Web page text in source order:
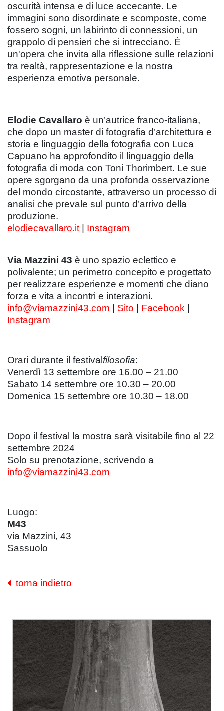
oscurità intensa e di luce accecante. Le
immagini sono disordinate e scomposte, come
fossero sogni, un labirinto di connessioni, un
grappolo di pensieri che si intrecciano. È
un'opera che invita alla riflessione sulle relazioni
tra realtà, rappresentazione e la nostra
esperienza emotiva personale.
Elodie Cavallaro è un’autrice franco-italiana,
che dopo un master di fotografia d’architettura e
storia e linguaggio della fotografia con Luca
Capuano ha approfondito il linguaggio della
fotografia di moda con Toni Thorimbert. Le sue
opere sgorgano da una profonda osservazione
del mondo circostante, attraverso un processo di
analisi che prevale sul punto d’arrivo della
produzione.
elodiecavallaro.it| Instagram
Via Mazzini 43 è uno spazio eclettico e
polivalente; un perimetro concepito e progettato
per realizzare esperienze e momenti che diano
forza e vita a incontri e interazioni.
info@viamazzini43.com
Sito Facebook
Instagram
Orari durante il festivalfilosofia:
Venerdì 13 settembre ore 16.00 – 21.00
Sabato 14 settembre ore 10.30 – 20.00
Domenica 15 settembre ore 10.30 – 18.00
Dopo il festival la mostra sarà visitabile fino al 22
settembre 2024
Solo su prenotazione, scrivendo a
info@viamazzini43.com
Luogo:
M43
via Mazzini, 43
Sassuolo
torna indietro